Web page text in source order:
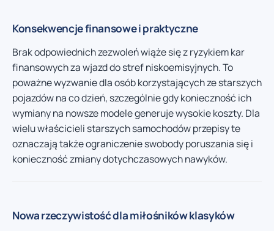
Konsekwencje finansowe i praktyczne
Brak odpowiednich zezwoleń wiąże się z ryzykiem kar
finansowych za wjazd do stref niskoemisyjnych. To
poważne wyzwanie dla osób korzystających ze starszych
pojazdów na co dzień, szczególnie gdy konieczność ich
wymiany na nowsze modele generuje wysokie koszty. Dla
wielu właścicieli starszych samochodów przepisy te
oznaczają także ograniczenie swobody poruszania się i
konieczność zmiany dotychczasowych nawyków.
Nowa rzeczywistość dla miłośników klasyków